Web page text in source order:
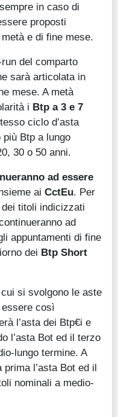
in caso di
proposti
e di fine mese.
del comparto
sarà articolata in
mese. A metà
i Btp a 3 e 7
ciclo d’asta
Btp a lungo
30 o 50 anni.
ad essere
ai CctEu. Per
titoli indicizzati
ad
appuntamenti di fine
dei Btp Short
si svolgono le aste
così
l’asta dei Btp€i e
l’asta Bot ed il terzo
lungo termine. A
l’asta Bot ed il
nominali a medio-